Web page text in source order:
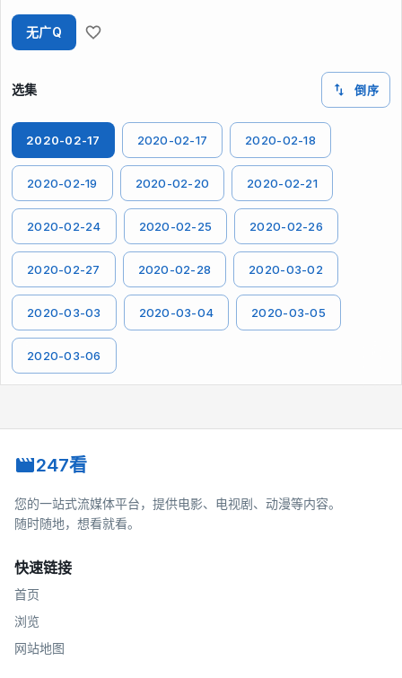
无广Q
选集 倒序
2020-02-17 2020-02-17 2020-02-18
2020-02-19 2020-02-20 2020-02-21
2020-02-24 2020-02-25 2020-02-26
2020-02-27 2020-02-28 2020-03-02
2020-03-03 2020-03-04 2020-03-05
2020-03-06
247看
您的一站式流媒体平台，提供电影、电视剧、动漫等内容。
随时随地，想看就看。
快速链接
首页
浏览
网站地图